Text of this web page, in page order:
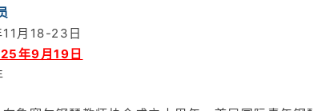
月18-23日
年9月19日